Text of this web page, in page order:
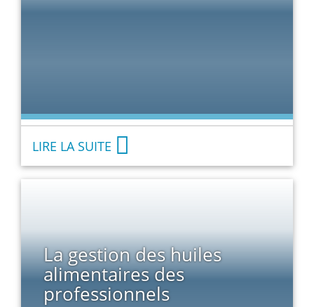
LIRE LA SUITE
La gestion des huiles
alimentaires des
professionnels